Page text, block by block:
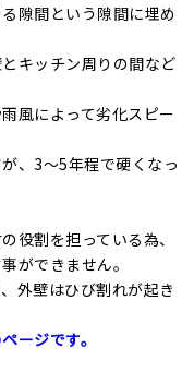
隙間という隙間に埋め
キッチン周りの間など
風によって劣化スピー
、3～5年程で硬くなっ
役割を担っている為、
ができません。
外壁はひび割れが起き
ージです。